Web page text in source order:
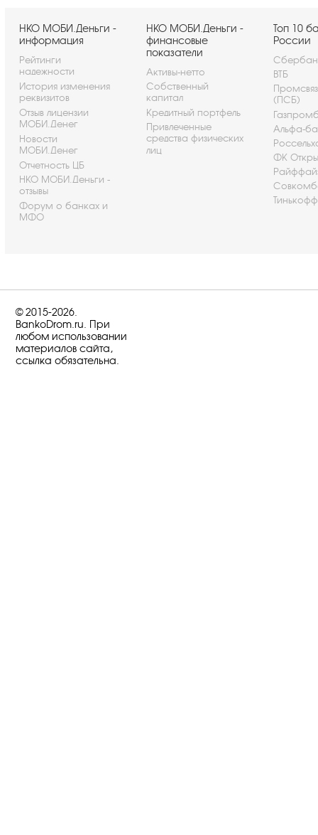
НКО МОБИ.Деньги -
информация
Рейтинги
надежности
История изменения
реквизитов
Отзыв лицензии
МОБИ.Денег
Новости
МОБИ.Денег
Отчетность ЦБ
НКО МОБИ.Деньги -
отзывы
Форум о банках и
МФО
НКО МОБИ.Деньги -
финансовые
показатели
Активы-нетто
Собственный
капитал
Кредитный портфель
Привлеченные
средства физических
лиц
Топ 10
России
ВТБ
(ПСБ)
Альфа-
ФК
© 2015-2026.
BankoDrom.ru. При
любом использовании
материалов сайта,
ссылка обязательна.